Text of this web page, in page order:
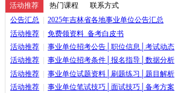
活动推荐 热门课程 联系方式
公告汇总
2025年吉林省各地事业单位公告汇总
活动推荐
免费领资料_备考白皮书
活动推荐
事业单位招考公告│职位信息│考试动态
活动推荐
事业单位招考条件│报名指导│数据分析
活动推荐
事业单位试题资料│刷题练习│题目解析
活动推荐
事业单位笔试技巧│面试技巧│备考方案